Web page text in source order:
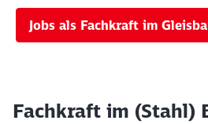
Jobs als Fachkraft im
Fachkraft im (Stahl)